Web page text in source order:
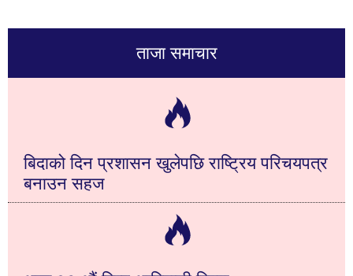
ताजा समाचार
बिदाको दिन प्रशासन खुलेपछि राष्ट्रिय परिचयपत्र
बनाउन सहज